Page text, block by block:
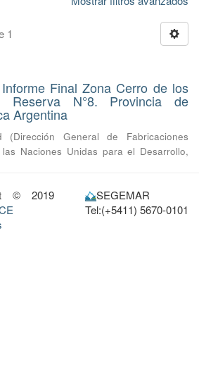
1
Final Zona Cerro de los
Reserva N°8. Provincia de
Argentina
(Dirección General de Fabricaciones
Naciones Unidas para el Desarrollo,
© 2019
SEGEMAR
Tel:(+5411) 5670-0101